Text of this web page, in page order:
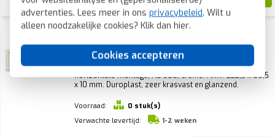
advertenties. Lees meer in ons privacybeleid. Wilt u
alleen noodzakelijke cookies? Klik dan hier.
Cookies accepteren
JUNG afdekraam 3-voudig horizontaal met
tekstvenster AS500 creme (AS 5830 NA)
JUNG 3-voudig afdekraam met tekstvenster, voor
horizontale montage, AS 500, crème. Afm.: 222,5 x 80,5
x 10 mm. Duroplast, zeer krasvast en glanzend.
Voorraad:
0 stuk(s)
Verwachte levertijd:
1-2 weken